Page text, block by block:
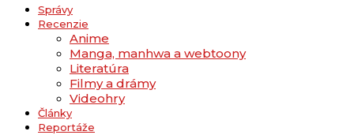
Správy
Recenzie
Anime
Manga, manhwa a webtoony
Literatúra
Filmy a drámy
Videohry
Články
Reportáže